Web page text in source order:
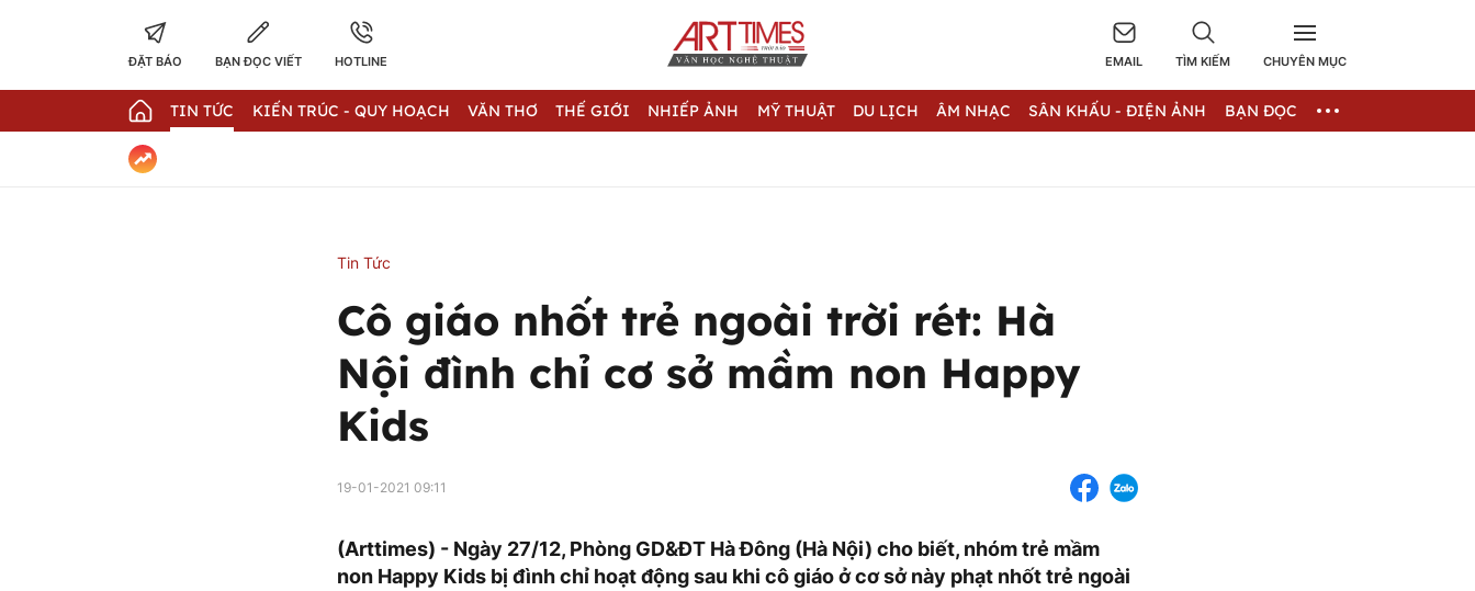
ĐẶT BÁO BẠN ĐỌC VIẾT HOTLINE EMAIL TÌM KIẾM CHUYÊN MỤC
TIN TỨC KIẾN TRÚC - QUY HOẠCH VĂN THƠ THẾ GIỚI NHIẾP ẢNH MỸ THUẬT DU LỊCH ÂM NHẠC SÂN KHẤU - ĐIỆN ẢNH BẠN ĐỌC
Tin Tức
Cô giáo nhốt trẻ ngoài trời rét: Hà
Nội đình chỉ cơ sở mầm non Happy
Kids
19-01-2021 09:11
(Arttimes) - Ngày 27/12, Phòng GD&ĐT Hà Đông (Hà Nội) cho biết, nhóm trẻ mầm
non Happy Kids bị đình chỉ hoạt động sau khi cô giáo ở cơ sở này phạt nhốt trẻ ngoài